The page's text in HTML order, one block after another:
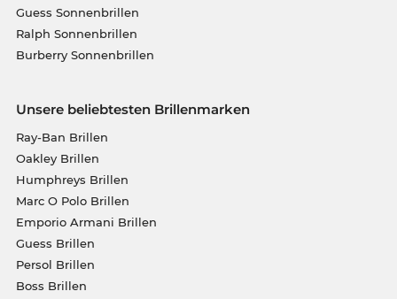
Guess Sonnenbrillen
Ralph Sonnenbrillen
Burberry Sonnenbrillen
Unsere beliebtesten Brillenmarken
Ray-Ban Brillen
Oakley Brillen
Humphreys Brillen
Marc O Polo Brillen
Emporio Armani Brillen
Guess Brillen
Persol Brillen
Boss Brillen